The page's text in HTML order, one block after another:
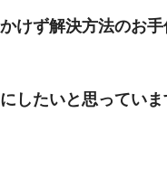
けず解決方法のお手
したいと思ってい